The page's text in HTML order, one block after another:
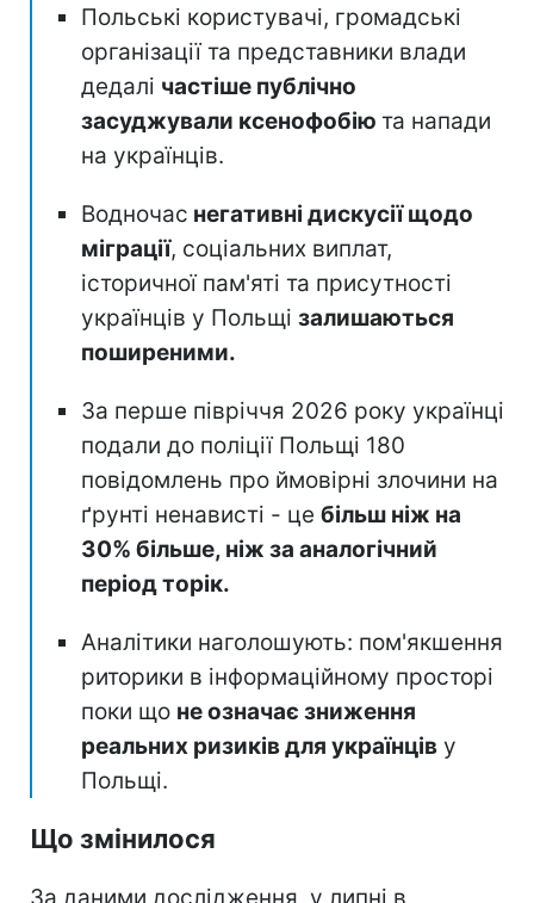
Польські користувачі, громадські
організації та представники влади
дедалі частіше публічно
засуджували ксенофобію та напади
на українців.
Водночас негативні дискусії щодо
міграції, соціальних виплат,
історичної пам'яті та присутності
українців у Польщі залишаються
поширеними.
За перше півріччя 2026 року українці
подали до поліції Польщі 180
повідомлень про ймовірні злочини на
ґрунті ненависті - це більш ніж на
30% більше, ніж за аналогічний
період торік.
Аналітики наголошують: пом'якшення
риторики в інформаційному просторі
поки що не означає зниження
реальних ризиків для українців у
Польщі.
Що змінилося